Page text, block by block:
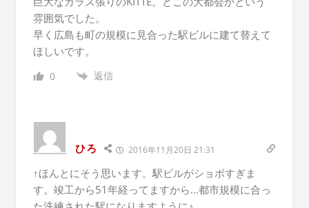
雰囲気でした。
早く広島も町の規模に見合った駅ビルに建て替えて
ほしいです。
0 返信
ひろ 2016年11月20日 21:31
↑ほんとにそう思います。駅ビルがショボすぎま
す。竣工から51年経ってますから…都市規模に合っ